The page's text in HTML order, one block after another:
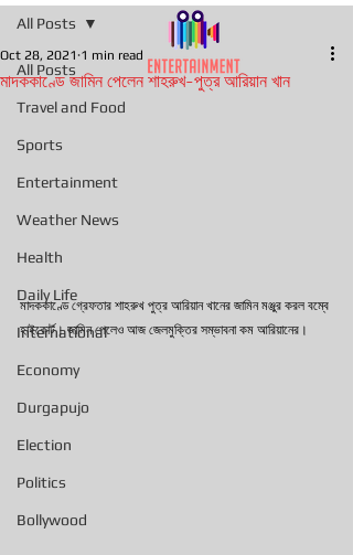
All Posts
Travel and Food
Sports
Entertainment
Weather News
Health
Daily Life
International
Economy
Durgapujo
Election
Politics
Bollywood
All Posts
মাদককাণ্ডে জামিন পেলেন শাহরুখ-পুত্র আরিয়ান খান
Oct 28, 2021 1 min read
মাদককাণ্ডে গ্রেফতার শাহরুখ পুত্র আরিয়ান খানের জামিন মঞ্জুর করল বম্বে
হাইকোর্ট। জামিন পেলেও আজ জেলমুক্তির সম্ভাবনা কম আরিয়ানের।